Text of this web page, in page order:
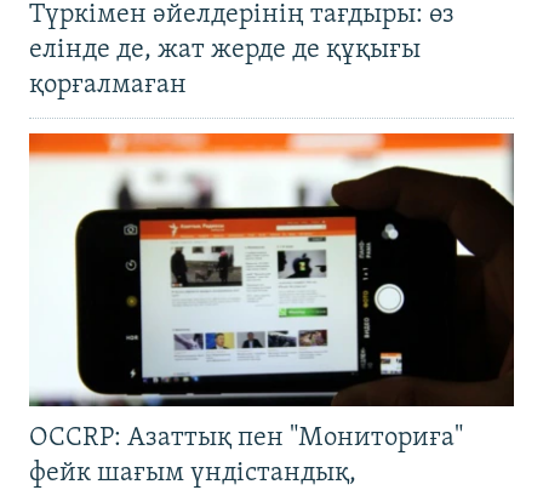
Түркімен әйелдерінің тағдыры: өз
елінде де, жат жерде де құқығы
қорғалмаған
OCCRP: Азаттық пен "Мониториға"
фейк шағым үндістандық,